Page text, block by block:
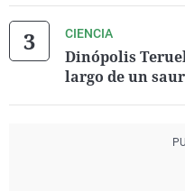
CIENCIA
Dinópolis
largo de un